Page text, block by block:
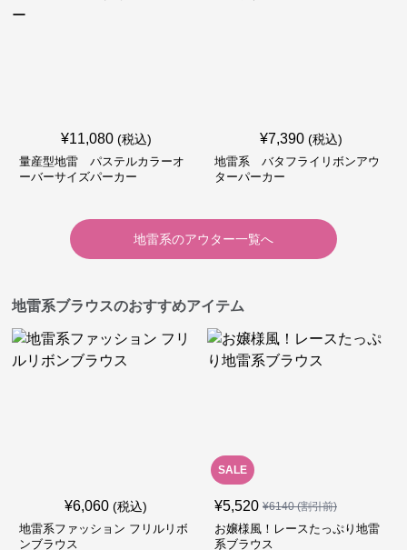
¥11,080 (税込)
量産型地雷 パステルカラーオ
ーバーサイズパーカー
¥7,390 (税込)
地雷系 バタフライリボンアウ
ターパーカー
地雷系のアウター一覧へ
地雷系ブラウスのおすすめアイテム
¥6,060 (税込)
地雷系ファッション フリルリボ
ンブラウス
SALE
¥5,520 ¥6140(割引前)
お嬢様風！レースたっぷり地雷
系ブラウス